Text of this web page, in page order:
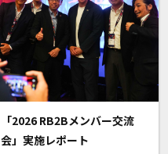
「2026 RB2Bメンバー交流
会」実施レポート